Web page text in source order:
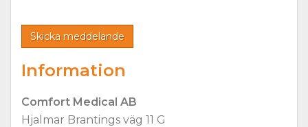
Information
Comfort Medical AB
Hjalmar Brantings väg 11 G